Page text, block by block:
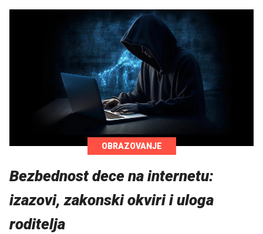
OBRAZOVANJE
Bezbednost dece na internetu:
izazovi, zakonski okviri i uloga
roditelja